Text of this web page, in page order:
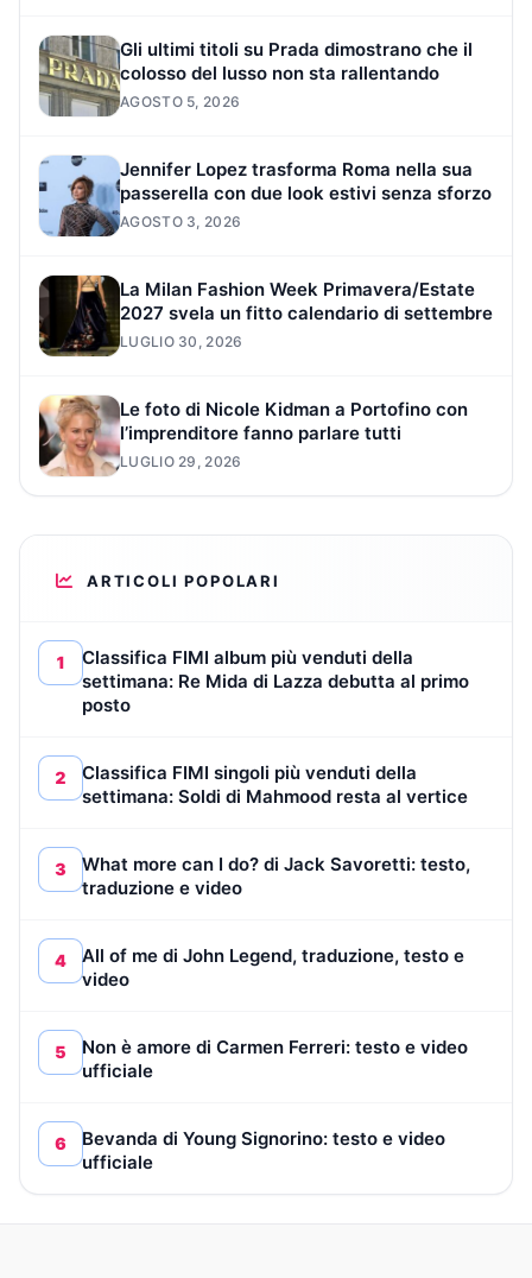
Gli ultimi titoli su Prada dimostrano che il
colosso del lusso non sta rallentando
AGOSTO 5, 2026
Jennifer Lopez trasforma Roma nella sua
passerella con due look estivi senza sforzo
AGOSTO 3, 2026
La Milan Fashion Week Primavera/Estate
2027 svela un fitto calendario di settembre
LUGLIO 30, 2026
Le foto di Nicole Kidman a Portofino con
l’imprenditore fanno parlare tutti
LUGLIO 29, 2026
ARTICOLI POPOLARI
1
Classifica FIMI album più venduti della
settimana: Re Mida di Lazza debutta al primo
posto
2
Classifica FIMI singoli più venduti della
settimana: Soldi di Mahmood resta al vertice
3
What more can I do? di Jack Savoretti: testo,
traduzione e video
4
All of me di John Legend, traduzione, testo e
video
5
Non è amore di Carmen Ferreri: testo e video
ufficiale
6
Bevanda di Young Signorino: testo e video
ufficiale